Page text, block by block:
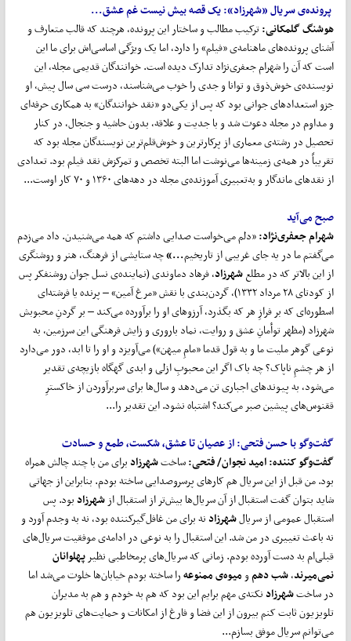
پرونده‌ی سریال «شهرزاد»: یک قصه بیش نیست غم عشق...
هوشنگ گلمکانی:ترکیب مطالب و ساختار این پرونده، هرچند که قالب متعارف و
آشنای پرونده‌های ماهنامه‌ی «فیلم» را دارد، اما یک ویژگی اساسی‌اش برای ما این
است که آن را شهرام جعفری‌نژاد تدارک دیده است. خوانندگان قدیمی مجله، این
نویسنده‌ی خوش‌ذوق و توانا و جدی را خوب می‌شناسند، درست سی سال پیش، او
جزو استعدادهای جوانی بود که پس از یکی‌دو «نقد خوانندگان» به همکاری حرفه‌ای
و مداوم در مجله دعوت شد و با جدیت و علاقه، بدون حاشیه و جنجال، در کنار
تحصیل در رشته‌ی معماری از پرکارترین و خوش‌قلم‌ترین نویسندگان مجله بود که
تقریباً در همه‌ی زمینه‌ها می‌نوشت اما البته تخصص و تمرکزش نقد فیلم بود. تعدادی
از نقدهای ماندگار و به‌تعبیری آموزنده‌ی مجله در دهه‌های ۱۳۶۰ و ۷۰ کار اوست...
صبح می‌آید
شهرام جعفری‌نژاد:«دلم می‌خواست صدایی داشتم که همه می‌شنیدن. داد می‌زدم
می‌گفتم ما در یه جای غریبی از تاریخیم...»چه ستایشی از فرهنگ، هنر و روشنگری
از این بالاتر که در مطلعشهرزاد، فرهاد دماوندی (نماینده‌ی نسل جوان روشنفکر پس
از کودتای ۲۸ مرداد ۱۳۳۲)، گردن‌بندی با نقش «مرغ آمین» – پرنده یا فرشته‌ای
اسطوره‌ای که بر فرازِ هر که بگذرد، آرزوهای او را برآورده می‌کند – بر گردنِ محبوبش
شهرزاد (مظهر توأمانِ عشق و روایت، نماد باروری و زایش فرهنگی این سرزمین، به
نوعی گوهر ملیت ما و به قول قدما «مامِ میهن») می‌آویزد و او را تا ابد، دور می‌دارد
از هر چشمِ ناپاک؟ چه باک اگر این محبوبِ ازلی و ابدی گهگاه بازیچه‌ی تقدیر
می‌شود، به پیوندهای اجباری تن می‌دهد و سال‌ها برای سربرآوردن از خاکسترِ
ققنوس‌های پیشین صبر می‌کند؟ اشتباه نشود. این تقدیر را...
گفتوگو با حسن فتحی:از عصیان تا عشق، شکست، طمع و حسادت
گفت‌و‌گو کننده: امید نجوان/ فتحی:ساختشهرزادبرای من با چند چالش همراه
بود. من قبل از این سریال هم کارهای پرسروصدایی ساخته بودم. بنابراین از جهاتی
شاید بتوان گفت استقبال از آن سریال‌ها بیش‌تر از استقبال از شهرزادبود. پس
استقبال عمومی از سریالشهرزادنه برای من غافل‌گیرکننده بود، نه به وجدم آورد و
نه باعث تغییری در من شد. این استقبال را به نوعی در ادامه‌ی موفقیت سریال‌های
قبلی‌ام به دست آورده بودم. زمانی که سریال‌های پرمخاطبی نظیر پهلوانان
نمیمیرند،شب دهمومیوه‌ی ممنوعهرا ساخته بودم خیابان‌ها خلوت می‌شد اما
در ساختشهرزادنکته‌ی مهم برایم این بود که هم به خودم و هم به مدیران
تلویزیون ثابت کنم بیرون از این فضا و فارغ از امکانات و حمایت‌های تلویزیون هم
می‌توانم سریال موفق بسازم...